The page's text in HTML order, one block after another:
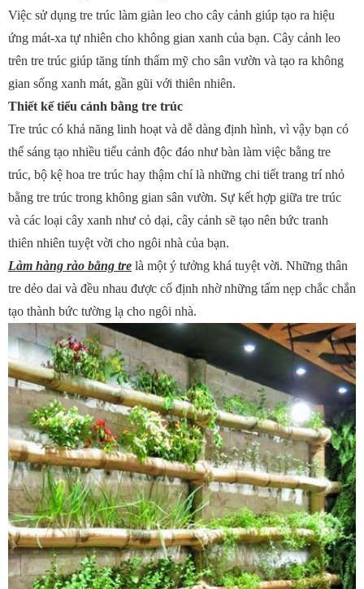
Việc sử dụng tre trúc làm giàn leo cho cây cảnh giúp tạo ra hiệu
ứng mát-xa tự nhiên cho không gian xanh của bạn. Cây cảnh leo
trên tre trúc giúp tăng tính thẩm mỹ cho sân vườn và tạo ra không
gian sống xanh mát, gần gũi với thiên nhiên.
Thiết kế tiểu cảnh bằng tre trúc
Tre trúc có khả năng linh hoạt và dễ dàng định hình, vì vậy bạn có
thể sáng tạo nhiều tiểu cảnh độc đáo như bàn làm việc bằng tre
trúc, bộ kệ hoa tre trúc hay thậm chí là những chi tiết trang trí nhỏ
bằng tre trúc trong không gian sân vườn. Sự kết hợp giữa tre trúc
và các loại cây xanh như cỏ dại, cây cảnh sẽ tạo nên bức tranh
thiên nhiên tuyệt vời cho ngôi nhà của bạn.
Làm hàng rào bằng tre là một ý tưởng khá tuyệt vời. Những thân
tre dẻo dai và đều nhau được cố định nhờ những tấm nẹp chắc chắn
tạo thành bức tường lạ cho ngôi nhà.